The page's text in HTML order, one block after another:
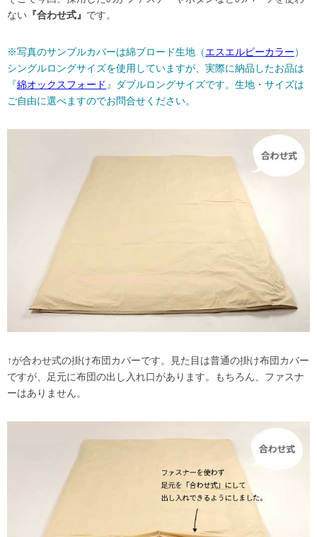
ない 『合わせ式』 です。
※写真のサンプルカバーは綿ブロード生地（エスエルピーカラー）
シングルロングサイズを使用していますが、実際に納品したお品は
『綿オックスフォード 』ダブルロングサイズです。生地・サイズは
ご自由に選べますのでお問合せください。
↑が合わせ式の掛け布団カバーです。見た目は普通の掛け布団カバー
ですが、足元に布団の出し入れ口があります。もちろん、ファスナ
ーはありません。